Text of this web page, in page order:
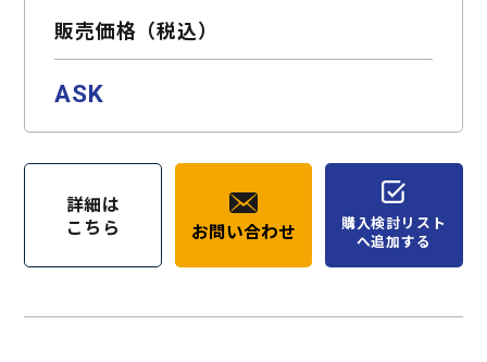
販売価格（税込）
ASK
詳細は
こちら
お問い合わせ
購入検討リスト
へ追加する